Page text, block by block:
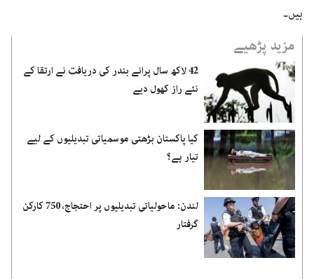
ہیں۔
مزید پڑھیے
42 لاکھ سال پرانے بندر کی دریافت نے ارتقا کے
نئے راز کھول دیے
کیا پاکستان بڑھتی موسمیاتی تبدیلیوں کے لیے
تیار ہے؟
لندن: ماحولیاتی تبدیلیوں پر احتجاج، 750 کارکن
گرفتار